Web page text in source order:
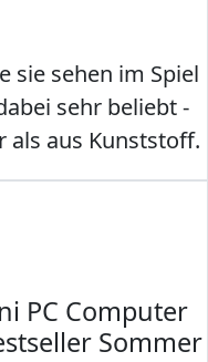
sie sehen im Spiel
sehr beliebt -
als aus Kunststoff.
PC Computer
Sommer